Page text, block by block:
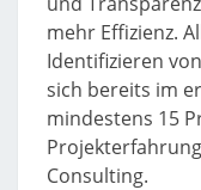
mehr Effizienz.
Identifizieren
sich bereits im
mindestens 15
Consulting.